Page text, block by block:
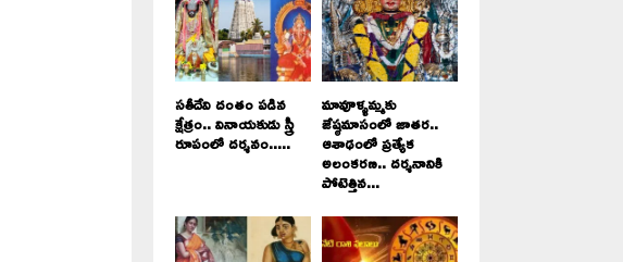
సతీదేవి దంతం పడిన
క్షేత్రం.. వినాయకుడు స్త్రీ
రూపంలో దర్శనం.....
మావూళ్ళమ్మకు
జేష్ఠమాసంలో జాతర..
ఆశాఢంలో ప్రత్యేక
అలంకరణ.. దర్శనానికి
పోటెత్తిన...